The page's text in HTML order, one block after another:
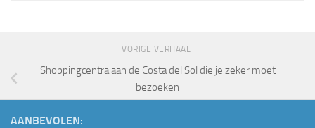
VORIGE VERHAAL
Shoppingcentra aan de Costa del Sol die je zeker moet
bezoeken
AANBEVOLEN: